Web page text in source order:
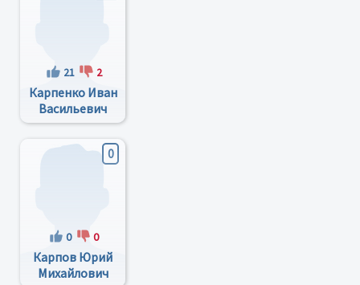
21 2
Карпенко Иван
Васильевич
0
0 0
Карпов Юрий
Михайлович